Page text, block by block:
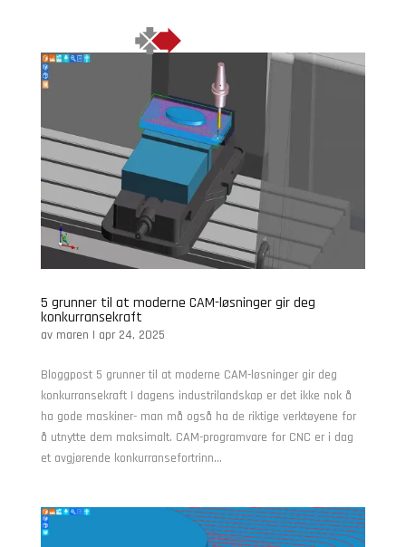
5 grunner til at moderne CAM-løsninger gir deg
konkurransekraft
av maren | apr 24, 2025
Bloggpost 5 grunner til at moderne CAM-løsninger gir deg
konkurransekraft I dagens industrilandskap er det ikke nok å
ha gode maskiner- man må også ha de riktige verktøyene for
å utnytte dem maksimalt. CAM-programvare for CNC er i dag
et avgjørende konkurransefortrinn...